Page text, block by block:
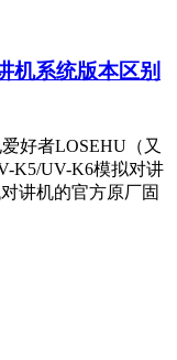
机系统版本区别
好者LOSEHU（又
K5/UV-K6模拟对讲
讲机的官方原厂固